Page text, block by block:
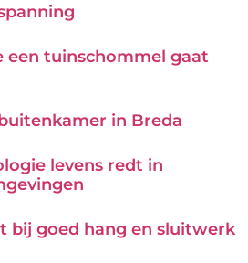
een tuinschommel gaat
in Breda
levens redt in
bij goed hang en sluitwerk